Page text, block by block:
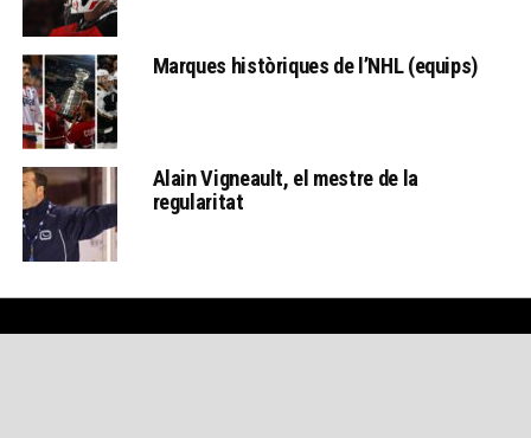
Marques històriques de l’NHL (equips)
Alain Vigneault, el mestre de la
regularitat